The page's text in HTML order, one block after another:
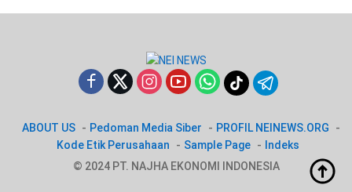
ABOUT US Pedoman Media Siber
PROFIL NEINEWS.ORG
Kode Etik Perusahaan
Sample Page
Indeks
© 2024 PT. NAJHA EKONOMI INDONESIA